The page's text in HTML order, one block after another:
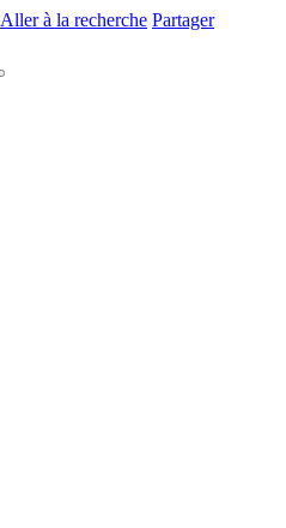
Aller à la recherche Partager